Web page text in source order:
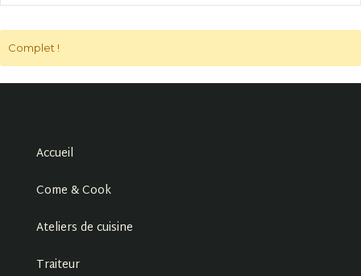
Complet !
Accueil
Come & Cook
Ateliers de cuisine
Traiteur